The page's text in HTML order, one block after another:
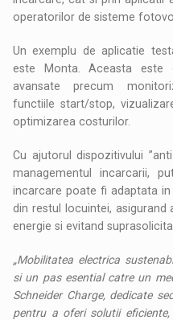
operatorilor de sisteme
Un exemplu de aplicatie
este Monta. Aceasta este
avansate precum
functiile start/stop,
optimizarea costurilor.
Cu ajutorul dispozitivului
managementul incarcarii,
incarcare poate fi adaptata
din restul locuintei,
energie si evitand
„Mobilitatea electrica
si un pas esential catre un
Schneider Charge, dedicate
pentru a oferi solutii